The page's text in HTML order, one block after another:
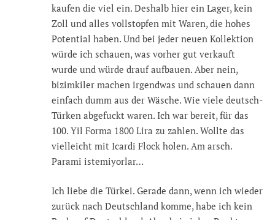
kaufen die viel ein. Deshalb hier ein Lager, kein
Zoll und alles vollstopfen mit Waren, die hohes
Potential haben. Und bei jeder neuen Kollektion
würde ich schauen, was vorher gut verkauft
wurde und würde drauf aufbauen. Aber nein,
bizimkiler machen irgendwas und schauen dann
einfach dumm aus der Wäsche. Wie viele deutsch-
Türken abgefuckt waren. Ich war bereit, für das
100. Yil Forma 1800 Lira zu zahlen. Wollte das
vielleicht mit Icardi Flock holen. Am arsch.
Parami istemiyorlar…
Ich liebe die Türkei. Gerade dann, wenn ich wieder
zurück nach Deutschland komme, habe ich kein